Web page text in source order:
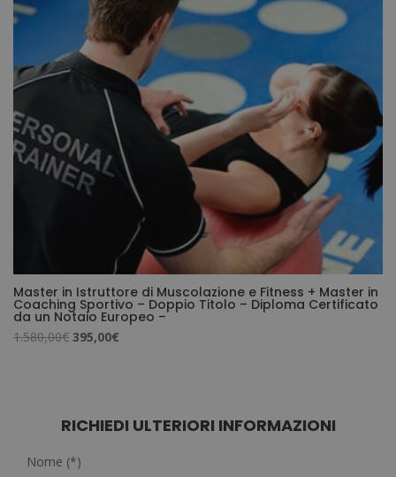
2.380,00€. 595,00€.
Master in Istruttore di Muscolazione e Fitness + Master in
Coaching Sportivo – Doppio Titolo – Diploma Certificato
da un Notaio Europeo –
1.580,00€ Il
1.580,00€.
395,00€
395,00€.
RICHIEDI ULTERIORI INFORMAZIONI
Nome (*)